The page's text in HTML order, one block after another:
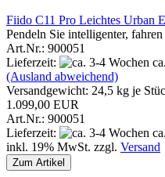
Fiido C11 Pro Leichtes Urban
Pendeln Sie intelligenter,
Art.Nr.: 900051
Lieferzeit:
(Ausland abweichend)
Versandgewicht: 24,5 kg je
1.099,00 EUR
Art.Nr.: 900051
Lieferzeit:
inkl. 19% MwSt. zzgl. Versand
Zum Artikel